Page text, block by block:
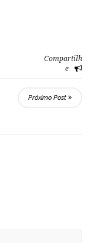
Compartilh
e
Próximo Post